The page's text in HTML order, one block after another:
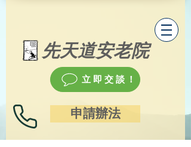
先天道安老院
立即交談！
申請辦法